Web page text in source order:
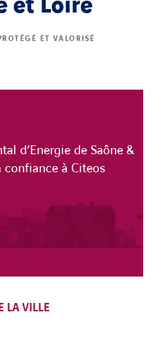
ET VALORISÉ
d’Energie de Saône &
confiance à Citeos
LA VILLE